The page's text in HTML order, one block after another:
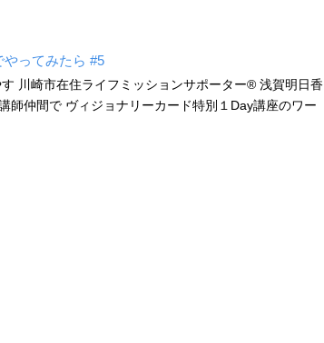
やってみたら #5
川崎市在住ライフミッションサポーター® 浅賀明日香
仲間で ヴィジョナリーカード特別１Day講座のワー